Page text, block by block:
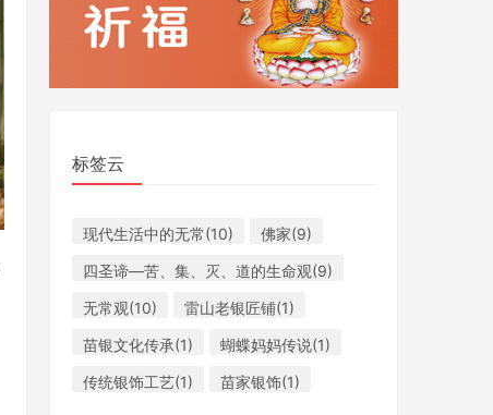
标签云
现代生活中的无常(10)
​佛家(9)
​四圣谛​—苦、集、灭、道的生命观(9)
无常观(10)
雷山老银匠铺(1)
苗银文化传承(1)
蝴蝶妈妈传说(1)
传统银饰工艺(1)
苗家银饰(1)